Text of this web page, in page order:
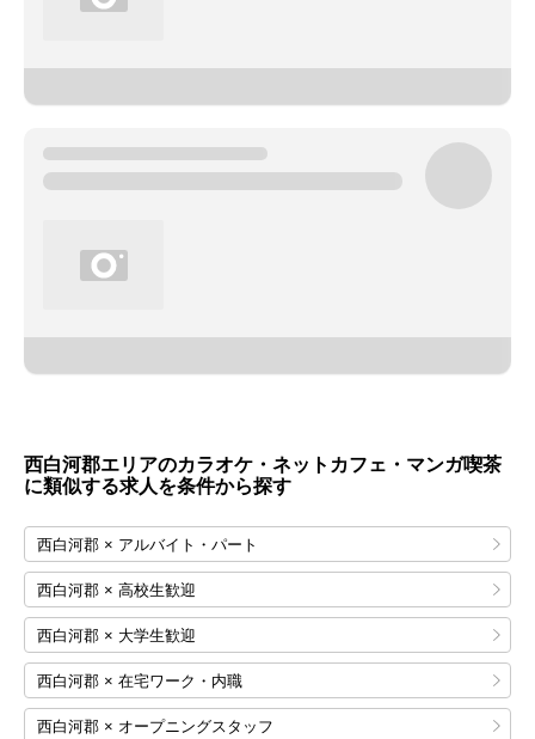
西白河郡エリアのカラオケ・ネットカフェ・マンガ喫茶
に類似する求人を条件から探す
西白河郡 × アルバイト・パート
西白河郡 × 高校生歓迎
西白河郡 × 大学生歓迎
西白河郡 × 在宅ワーク・内職
西白河郡 × オープニングスタッフ